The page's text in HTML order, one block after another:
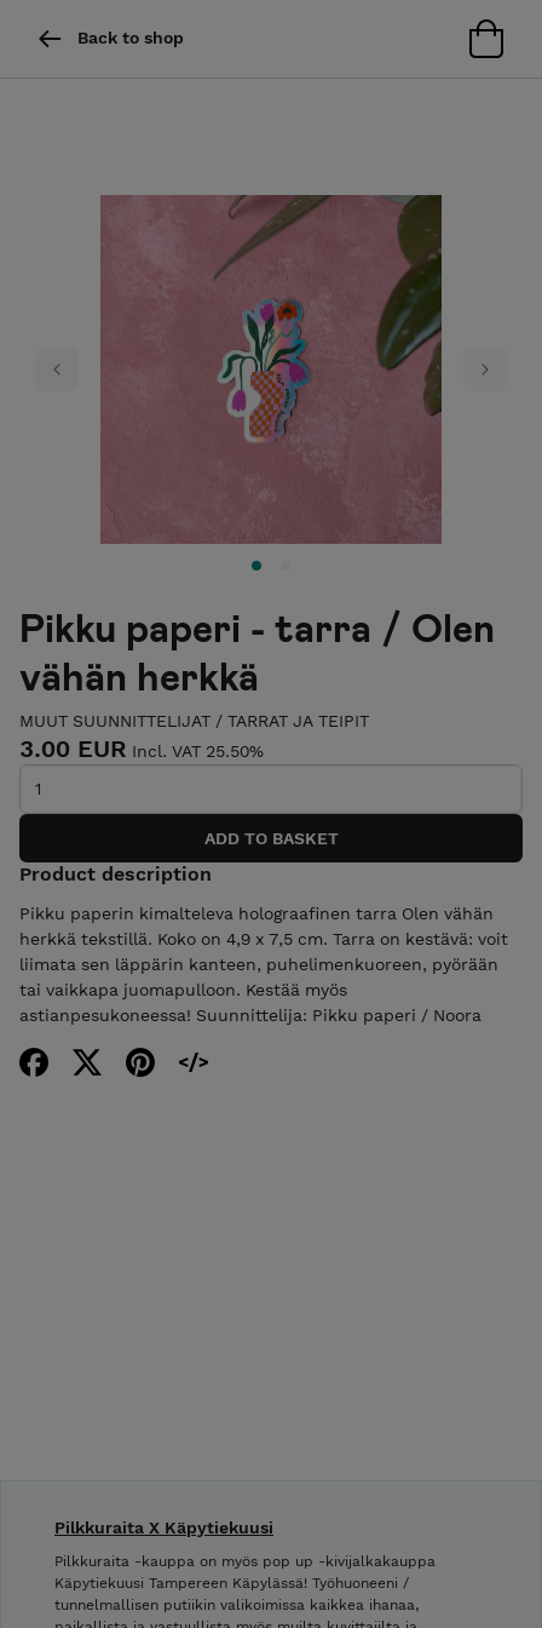
Back to shop
Previous Next
Pikku paperi - tarra / Olen
vähän herkkä
MUUT SUUNNITTELIJAT / TARRAT JA TEIPIT
3.00 EUR Incl. VAT 25.50%
Product description
Pikku paperin kimalteleva holograafinen tarra Olen vähän
herkkä tekstillä. Koko on 4,9 x 7,5 cm. Tarra on kestävä: voit
liimata sen läppärin kanteen, puhelimenkuoreen, pyörään
tai vaikkapa juomapulloon. Kestää myös
astianpesukoneessa! Suunnittelija: Pikku paperi / Noora
Pilkkuraita X Käpytiekuusi
Pilkkuraita -kauppa on myös pop up -kivijalkakauppa
Käpytiekuusi Tampereen Käpylässä! Työhuoneeni /
tunnelmallisen putiikin valikoimissa kaikkea ihanaa,